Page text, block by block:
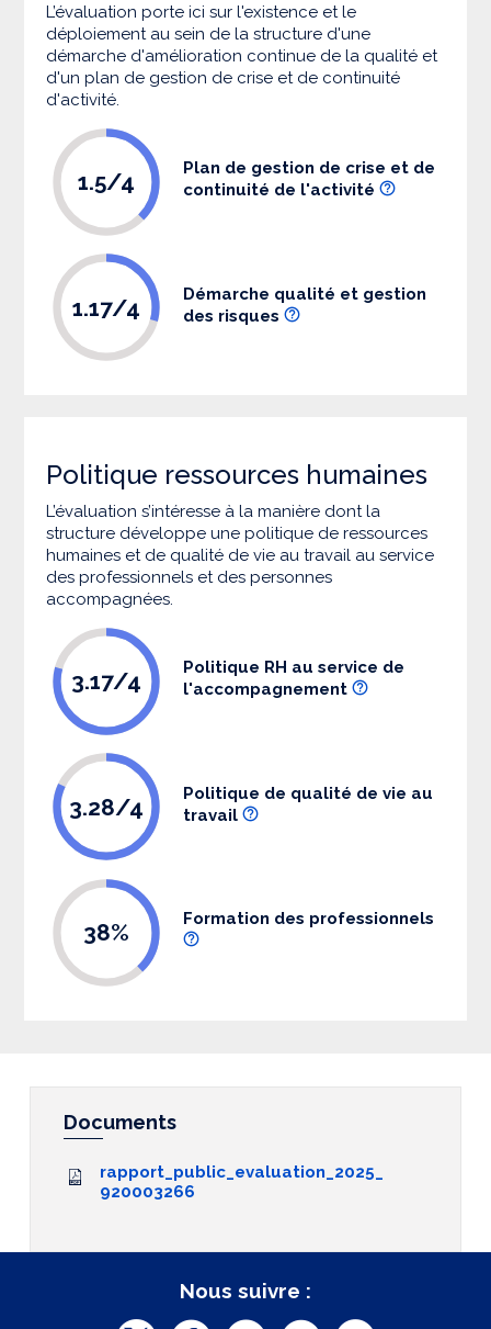
L’évaluation porte ici sur l'existence et le
déploiement au sein de la structure d'une
démarche d'amélioration continue de la qualité et
d'un plan de gestion de crise et de continuité
d'activité.
1.5/4
Plan de gestion de crise et de
continuité de l'activité
1.17/4
Démarche qualité et gestion
des risques
Politique ressources humaines
L’évaluation s’intéresse à la manière dont la
structure développe une politique de ressources
humaines et de qualité de vie au travail au service
des professionnels et des personnes
accompagnées.
3.17/4
Politique RH au service de
l'accompagnement
3.28/4
Politique de qualité de vie au
travail
38% Formation des professionnels
Documents
rapport_public_evaluation_2025_
920003266
Nous suivre :